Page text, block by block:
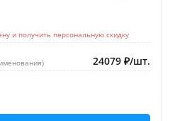
и получить персональную скидку
24079 ₽/шт.